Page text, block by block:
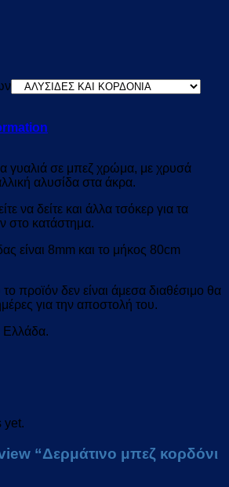
γυαλιά σε μπεζ χρώμα, με χρυσά
αλυσίδα στα άκρα.
να δείτε και άλλα τσόκερ για τα
στο κατάστημα.
είναι 8mm και το μήκος 80cm
προϊόν δεν είναι άμεσα διαθέσιμο θα
για την αποστολή του.
Ελλάδα.
yet.
“Δερμάτινο μπεζ κορδόνι